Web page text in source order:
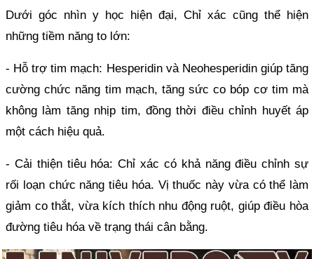
Dưới góc nhìn y học hiện đại, Chỉ xác cũng thể hiện
những tiềm năng to lớn:
- Hỗ trợ tim mạch: Hesperidin và Neohesperidin giúp tăng
cường chức năng tim mạch, tăng sức co bóp cơ tim mà
không làm tăng nhịp tim, đồng thời điều chỉnh huyết áp
một cách hiệu quả.
- Cải thiện tiêu hóa: Chỉ xác có khả năng điều chỉnh sự
rối loạn chức năng tiêu hóa. Vị thuốc này vừa có thể làm
giảm co thắt, vừa kích thích nhu động ruột, giúp điều hòa
đường tiêu hóa về trạng thái cân bằng.